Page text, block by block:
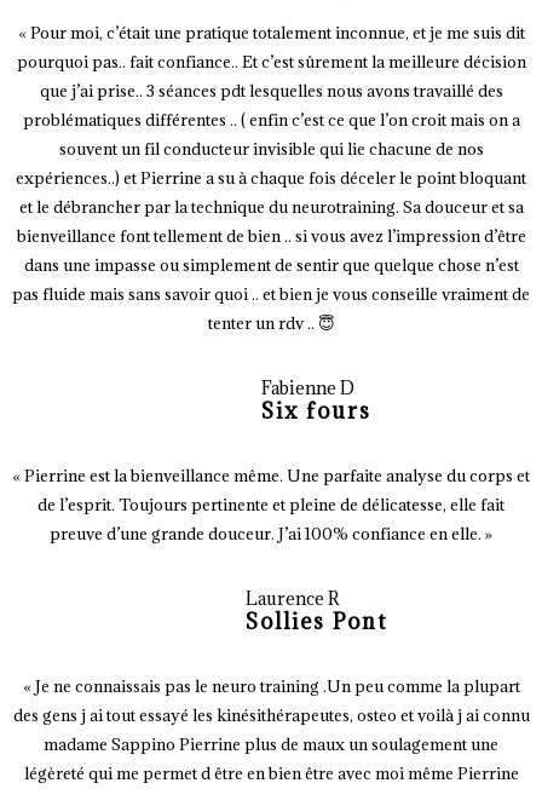
« Pour moi, c’était une pratique totalement inconnue, et je me suis dit
pourquoi pas.. fait confiance.. Et c’est sûrement la meilleure décision
que j’ai prise.. 3 séances pdt lesquelles nous avons travaillé des
problématiques différentes .. ( enfin c’est ce que l’on croit mais on a
souvent un fil conducteur invisible qui lie chacune de nos
expériences..) et Pierrine a su à chaque fois déceler le point bloquant
et le débrancher par la technique du neurotraining. Sa douceur et sa
bienveillance font tellement de bien .. si vous avez l’impression d’être
dans une impasse ou simplement de sentir que quelque chose n’est
pas fluide mais sans savoir quoi .. et bien je vous conseille vraiment de
tenter un rdv .. 😇
Fabienne D
Six fours
« Pierrine est la bienveillance même. Une parfaite analyse du corps et
de l’esprit. Toujours pertinente et pleine de délicatesse, elle fait
preuve d’une grande douceur. J’ai 100% confiance en elle. »
Laurence R
Sollies Pont
« Je ne connaissais pas le neuro training .Un peu comme la plupart
des gens j ai tout essayé les kinésithérapeutes, osteo et voilà j ai connu
madame Sappino Pierrine plus de maux un soulagement une
légèreté qui me permet d être en bien être avec moi même Pierrine